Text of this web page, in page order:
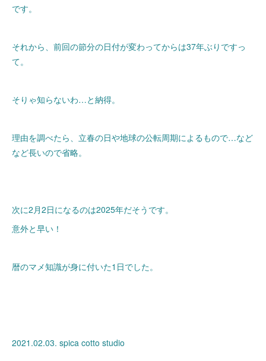
です。
それから、前回の節分の日付が変わってからは37年ぶりですっ
て。
そりゃ知らないわ…と納得。
理由を調べたら、立春の日や地球の公転周期によるもので…など
など長いので省略。
次に2月2日になるのは2025年だそうです。
意外と早い！
暦のマメ知識が身に付いた1日でした。
2021.02.03. spica cotto studio